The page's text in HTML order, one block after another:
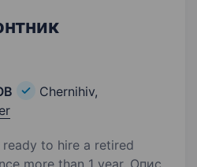
Chernihiv,
ready to hire a retired
than 1 year. Опис